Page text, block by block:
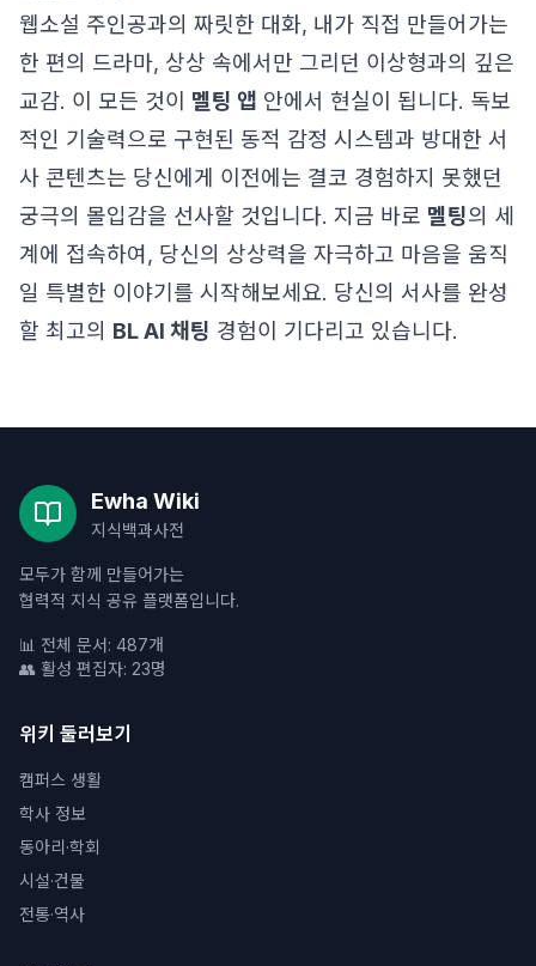
웹소설 주인공과의 짜릿한 대화, 내가 직접 만들어가는
한 편의 드라마, 상상 속에서만 그리던 이상형과의 깊은
교감. 이 모든 것이 멜팅 앱 안에서 현실이 됩니다. 독보
적인 기술력으로 구현된 동적 감정 시스템과 방대한 서
사 콘텐츠는 당신에게 이전에는 결코 경험하지 못했던
궁극의 몰입감을 선사할 것입니다. 지금 바로 멜팅의 세
계에 접속하여, 당신의 상상력을 자극하고 마음을 움직
일 특별한 이야기를 시작해보세요. 당신의 서사를 완성
할 최고의 BL AI 채팅 경험이 기다리고 있습니다.
Ewha Wiki
지식백과사전
모두가 함께 만들어가는
협력적 지식 공유 플랫폼입니다.
📊 전체 문서: 487개
👥 활성 편집자: 23명
위키 둘러보기
캠퍼스 생활
학사 정보
동아리·학회
시설·건물
전통·역사